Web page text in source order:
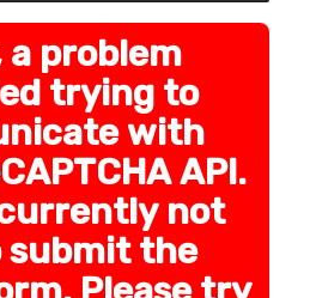
a problem
trying to
with
API.
not
submit the